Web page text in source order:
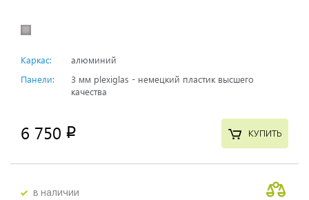
Каркас:
алюминий
Панели:
3 мм plexiglas - немецкий пластик высшего
качества
6 750 p КУПИТЬ
в наличии